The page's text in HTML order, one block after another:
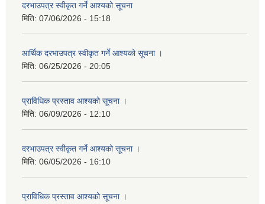
दरभाउपत्र स्वीकृत गर्ने आश्यको सूचना
मिति: 07/06/2026 - 15:18
आर्थिक दरभाउपत्र स्वीकृत गर्ने आश्यको सूचना ।
मिति: 06/25/2026 - 20:05
प्राविधिक प्रस्ताव आश्यको सूचना ।
मिति: 06/09/2026 - 12:10
दरभाउपत्र स्वीकृत गर्ने आश्यको सूचना ।
मिति: 06/05/2026 - 16:10
प्राविधिक प्रस्ताव आश्यको सूचना ।